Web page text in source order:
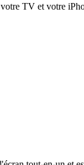
TV et votre